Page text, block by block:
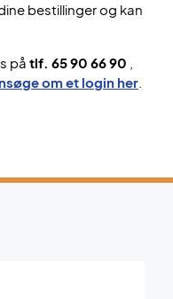
bestillinger og kan
på tlf. 65 90 66 90
om et login her